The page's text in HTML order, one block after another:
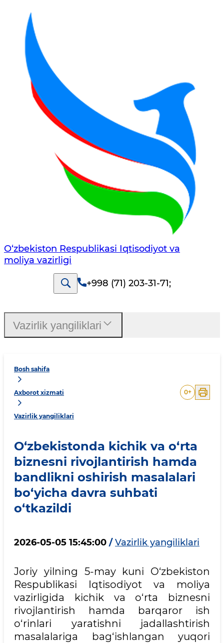
O‘zbekiston Respublikasi Iqtisodiyot va
moliya vazirligi
+998 (71) 203-31-71;
Bosh sahifa
Axborot xizmati
Vazirlik yangiliklari
0+
O‘zbekistonda kichik va o‘rta
biznesni rivojlantirish hamda
bandlikni oshirish masalalari
bo‘yicha davra suhbati
o‘tkazildi
2026-05-05 15:45:00 / Vazirlik yangiliklari
Joriy yilning 5-may kuni O‘zbekiston
Respublikasi Iqtisodiyot va moliya
vazirligida kichik va o‘rta biznesni
rivojlantirish hamda barqaror ish
o‘rinlari yaratishni jadallashtirish
masalalariga bag‘ishlangan yuqori
Vazirlik yangiliklari